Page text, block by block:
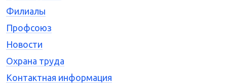
Филиалы
Профсоюз
Новости
Охрана труда
Контактная информация